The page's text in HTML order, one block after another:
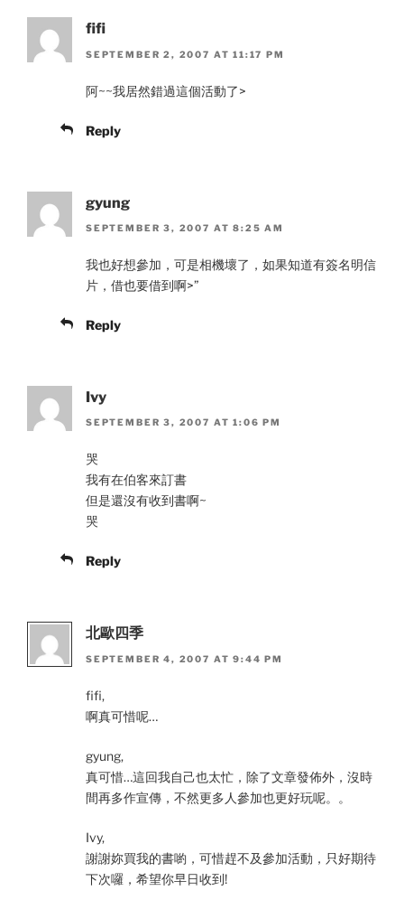
fifi
SEPTEMBER 2, 2007 AT 11:17 PM
阿~~我居然錯過這個活動了>
Reply
gyung
SEPTEMBER 3, 2007 AT 8:25 AM
我也好想參加，可是相機壞了，如果知道有簽名明信
片，借也要借到啊>”
Reply
Ivy
SEPTEMBER 3, 2007 AT 1:06 PM
哭
我有在伯客來訂書
但是還沒有收到書啊~
哭
Reply
北歐四季
SEPTEMBER 4, 2007 AT 9:44 PM
fifi,
啊真可惜呢…
gyung,
真可惜…這回我自己也太忙，除了文章發佈外，沒時
間再多作宣傳，不然更多人參加也更好玩呢。。
Ivy,
謝謝妳買我的書喲，可惜趕不及參加活動，只好期待
下次囉，希望你早日收到!